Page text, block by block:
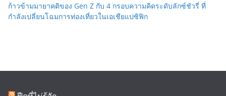
ก้าวข้ามมายาคติของ Gen Z กับ 4 กรอบความคิดระดับลักซ์ชัวรี่ ที่
กำลังเปลี่ยนโฉมการท่องเที่ยวในเอเชียแปซิฟิก